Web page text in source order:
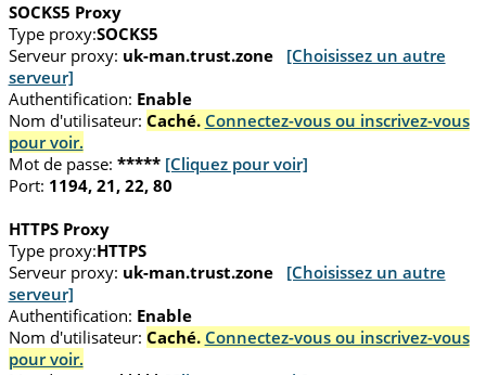
SOCKS5 Proxy
Type proxy:SOCKS5
Serveur proxy: uk-man.trust.zone
[Choisissez un autre
serveur]
Authentification: Enable
Nom d'utilisateur: Caché. Connectez-vous ou inscrivez-vous
pour voir.
Mot de passe: ***** [Cliquez pour voir]
Port: 1194, 21, 22, 80
HTTPS Proxy
Type proxy:HTTPS
Serveur proxy: uk-man.trust.zone
[Choisissez un autre
serveur]
Authentification: Enable
Nom d'utilisateur: Caché. Connectez-vous ou inscrivez-vous
pour voir.